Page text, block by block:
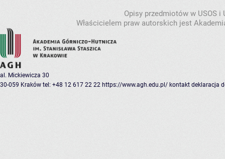
Opisy przedmiotów w USOS
Właścicielem praw autorskich jest
al. Mickiewicza 30
30-059 Kraków tel: +48 12 617 22 22 https://www.agh.edu.pl/ kontakt deklaracja